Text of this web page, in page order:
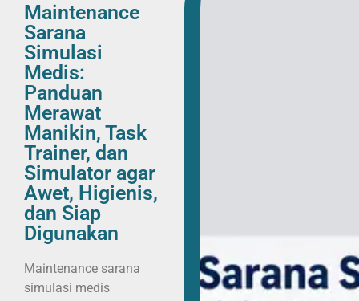
Maintenance
Sarana
Simulasi
Medis:
Panduan
Merawat
Manikin, Task
Trainer, dan
Simulator agar
Awet, Higienis,
dan Siap
Digunakan
Maintenance sarana
simulasi medis